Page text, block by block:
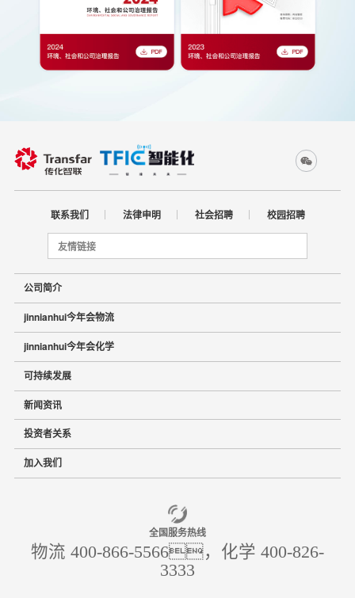
联系我们 法律申明 社会招聘 校园招聘
友情链接
公司简介
jinnianhui今年会物流
jinnianhui今年会化学
可持续发展
新闻资讯
投资者关系
加入我们
全国服务热线
物流 400-866-5566，化学 400-826-
3333